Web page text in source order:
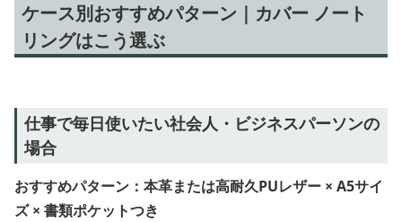
ケース別おすすめパターン｜カバー ノート
リングはこう選ぶ
仕事で毎日使いたい社会人・ビジネスパーソンの
場合
おすすめパターン：本革または高耐久PUレザー × A5サイ
ズ × 書類ポケットつき